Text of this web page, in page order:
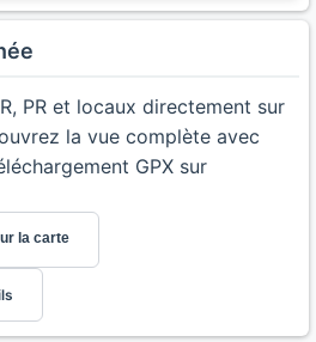
PR et locaux directement sur
la vue complète avec
GPX sur
la carte